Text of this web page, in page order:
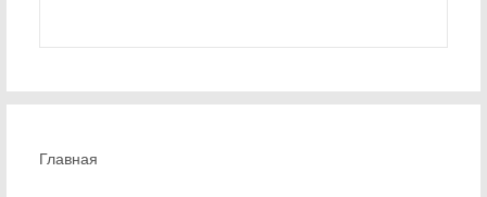
Главная